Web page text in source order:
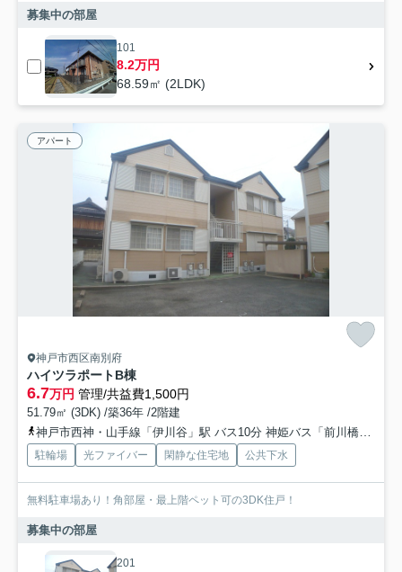
募集中の部屋
101
8.2万円
68.59㎡ (2LDK)
アパート
神戸市西区南別府
ハイツラポートB棟
6.7万円 管理/共益費1,500円
51.79㎡ (3DK) /築36年 /2階建
神戸市西神・山手線「伊川谷」駅 バス10分 神姫バス「前川橋」 停歩5分
駐輪場 光ファイバー 閑静な住宅地 公共下水
無料駐車場あり！角部屋・最上階ペット可の3DK住戸！
募集中の部屋
201